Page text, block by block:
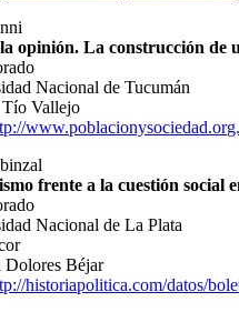
opinión. La construcción de
Nacional de Tucumán
Vallejo
frente a la cuestión social
Nacional de La Plata
Dolores Béjar
historiapolitica.com/datos/